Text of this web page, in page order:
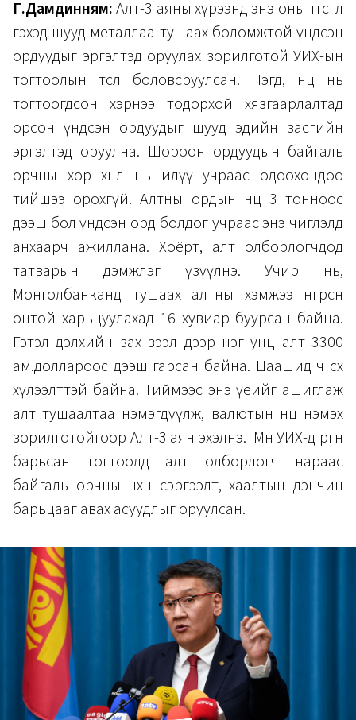
Г.Дамдинням:Алт-3 аяны хүрээнд энэ оны төгсгөл
гэхэд шууд металлаа тушаах боломжтой үндсэн
ордуудыг эргэлтэд оруулах зорилготой УИХ-ын
тогтоолын төсөл боловсруулсан. Нэгд, нөөц нь
тогтоогдсон хэрнээ тодорхой хязгаарлалтад
орсон үндсэн ордуудыг шууд эдийн засгийн
эргэлтэд оруулна. Шороон ордуудын байгаль
орчны хор хөнөөл нь илүү учраас одоохондоо
тийшээ орохгүй. Алтны ордын нөөц 3 тонноос
дээш бол үндсэн орд болдог учраас энэ чиглэлд
анхаарч ажиллана. Хоёрт, алт олборлогчдод
татварын дэмжлэг үзүүлнэ. Учир нь,
Монголбанканд тушаах алтны хэмжээ өнгөрсөн
онтой харьцуулахад 16 хувиар буурсан байна.
Гэтэл дэлхийн зах зээл дээр нэг унц алт 3300
ам.доллароос дээш гарсан байна. Цаашид ч өсөх
хүлээлттэй байна. Тиймээс энэ үеийг ашиглаж
алт тушаалтаа нэмэгдүүлж, валютын нөөцөө нэмэх
зорилготойгоор Алт-3 аян эхэлнэ. Мөн УИХ-д өргөн
барьсан тогтоолд алт олборлогч нараас
байгаль орчны нөхөн сэргээлт, хаалтын дэнчин
барьцааг авах асуудлыг оруулсан.